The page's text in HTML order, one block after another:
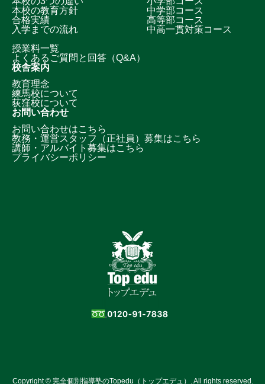
本校の教育方針
合格実績
入学までの流れ
授業料一覧
よくあるご質問と回答（Q&A）
中学部コース
高等部コース
中高一貫対策コース
校舎案内
教育理念
練馬校について
荻窪校について
お問い合わせ
お問い合わせはこちら
教務・運営スタッフ（正社員）募集はこちら
講師・アルバイト募集はこちら
プライバシーポリシー
Copyright © 完全個別指導塾のTopedu（トップエデュ）. All rights reserved.